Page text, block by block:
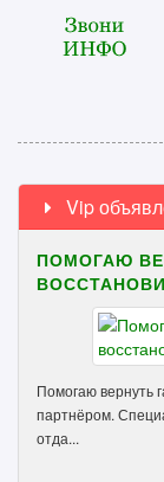
Vip
ПОМОГАЮ
Помогаю вернуть
партнёром.
отда...